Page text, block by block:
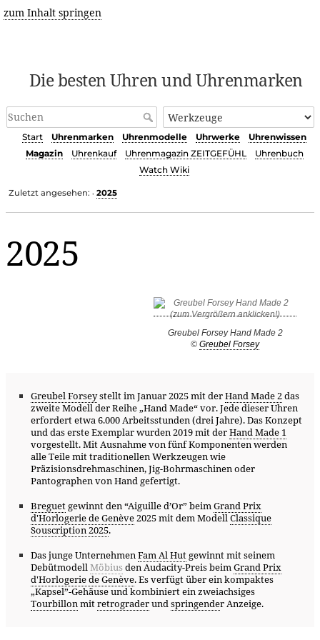
zum Inhalt springen
Die besten Uhren und Uhrenmarken
Start Uhrenmarken Uhrenmodelle Uhrwerke
Uhrenwissen
Magazin
Uhrenkauf Uhrenmagazin ZEITGEFÜHL
Uhrenbuch
Watch Wiki
Zuletzt angesehen: • 2025
2025
Greubel Forsey Hand Made 2
© Greubel Forsey
Greubel Forseystellt im Januar 2025 mit derHand Made 2das
zweite Modell der Reihe „Hand Made“ vor. Jede dieser Uhren
erfordert etwa 6.000 Arbeitsstunden (drei Jahre). Das Konzept
und das erste Exemplar wurden 2019 mit derHand Made 1
vorgestellt. Mit Ausnahme von fünf Komponenten werden
alle Teile mit traditionellen Werkzeugen wie
Präzisionsdrehmaschinen, Jig-Bohrmaschinen oder
Pantographen von Hand gefertigt.
Breguetgewinnt den “Aiguille d’Or” beimGrand Prix
d'Horlogerie de Genève2025 mit dem ModellClassique
Souscription 2025.
Das junge UnternehmenFam Al Hutgewinnt mit seinem
DebütmodellMöbius den Audacity-Preis beimGrand Prix
d'Horlogerie de Genève. Es verfügt über ein kompaktes
„Kapsel”-Gehäuse und kombiniert ein zweiachsiges
Tourbillonmitretrograderundspringender Anzeige.